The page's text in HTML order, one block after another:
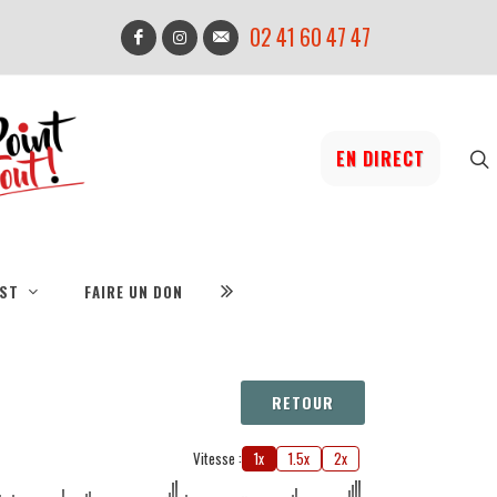
02 41 60 47 47
EN DIRECT
FAIRE UN DON
RETOUR
Vitesse : 1x 1.5x 2x